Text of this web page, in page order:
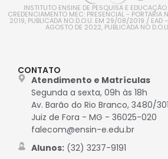
INSTITUTO ENSINE DE PESQUISA E
CREDENCIAMENTO MEC: PRESENCIAL - PORTARIA
2019, PUBLICADA NO D.O.U. EM 29/08/2019 / EAD
AGOSTO DE 2022, PUBLICADA NO
CONTATO
Atendimento e Matrículas
Segunda a sexta, 09h às 18h
Av. Barão do Rio Branco, 3480/
Juiz de Fora - MG - 36025-020
falecom@ensin-e.edu.br
Alunos:(32) 3237-9191